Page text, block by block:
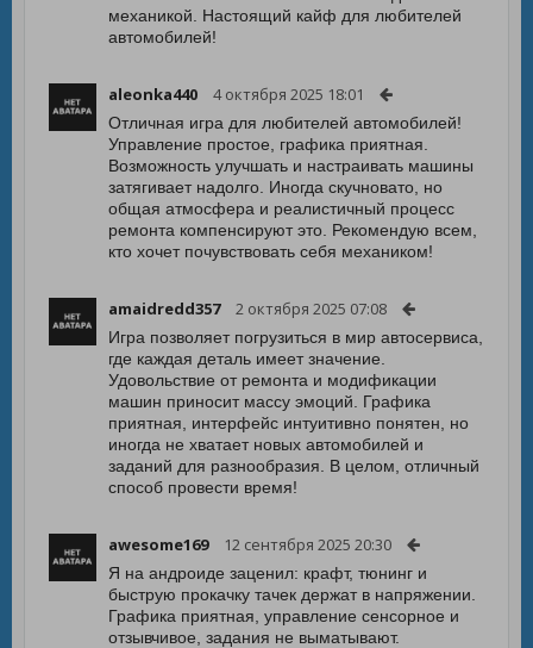
механикой. Настоящий кайф для любителей
автомобилей!
aleonka440 4 октября 2025 18:01
Отличная игра для любителей автомобилей!
Управление простое, графика приятная.
Возможность улучшать и настраивать машины
затягивает надолго. Иногда скучновато, но
общая атмосфера и реалистичный процесс
ремонта компенсируют это. Рекомендую всем,
кто хочет почувствовать себя механиком!
amaidredd357 2 октября 2025 07:08
Игра позволяет погрузиться в мир автосервиса,
где каждая деталь имеет значение.
Удовольствие от ремонта и модификации
машин приносит массу эмоций. Графика
приятная, интерфейс интуитивно понятен, но
иногда не хватает новых автомобилей и
заданий для разнообразия. В целом, отличный
способ провести время!
awesome169 12 сентября 2025 20:30
Я на андроиде заценил: крафт, тюнинг и
быструю прокачку тачек держат в напряжении.
Графика приятная, управление сенсорное и
отзывчивое, задания не выматывают.